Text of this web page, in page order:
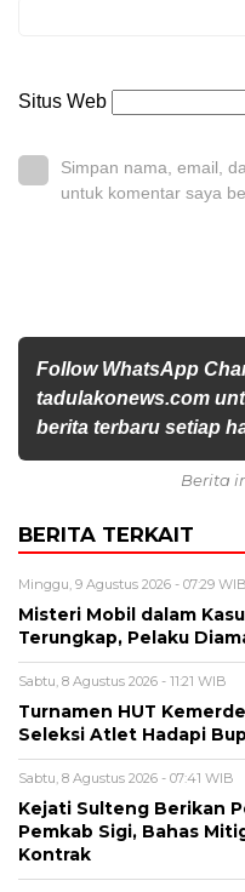
Situs Web
Simpan nama, email,
untuk komentar saya
Follow WhatsApp
tadulakonews.com
berita terbaru setiap
Berita
BERITA TERKAIT
Minggu, 9 Agustus 2026 - 07:29 WIB
Misteri Mobil dalam
Terungkap, Pelaku
Sabtu, 8 Agustus 2026 - 11:21 WIB
Turnamen HUT
Seleksi Atlet Hadapi
Sabtu, 8 Agustus 2026 - 07:41 WIB
Kejati Sulteng Berikan
Pemkab Sigi, Bahas
Kontrak